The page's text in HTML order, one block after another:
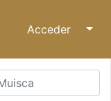
Acceder ↓